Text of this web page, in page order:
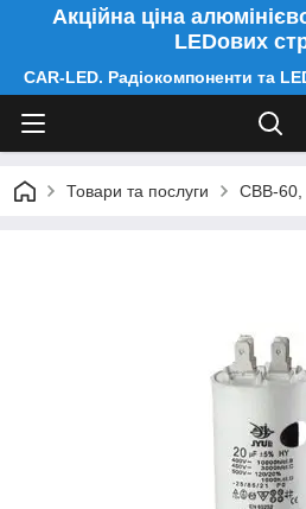
Акційна ціна
LEDових
CAR-LED. Радіокомпоненти та
Товари та послуги CBB-60,